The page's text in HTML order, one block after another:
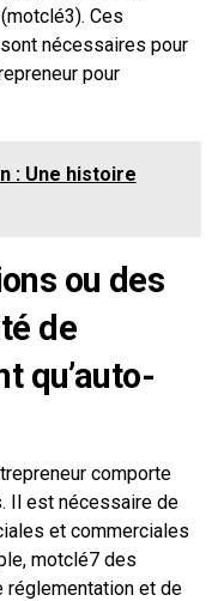
Ces
nécessaires pour
pour
: Une histoire
ou des
de
qu’auto-
comporte
Il est nécessaire de
et commerciales
motclé7 des
réglementation et de